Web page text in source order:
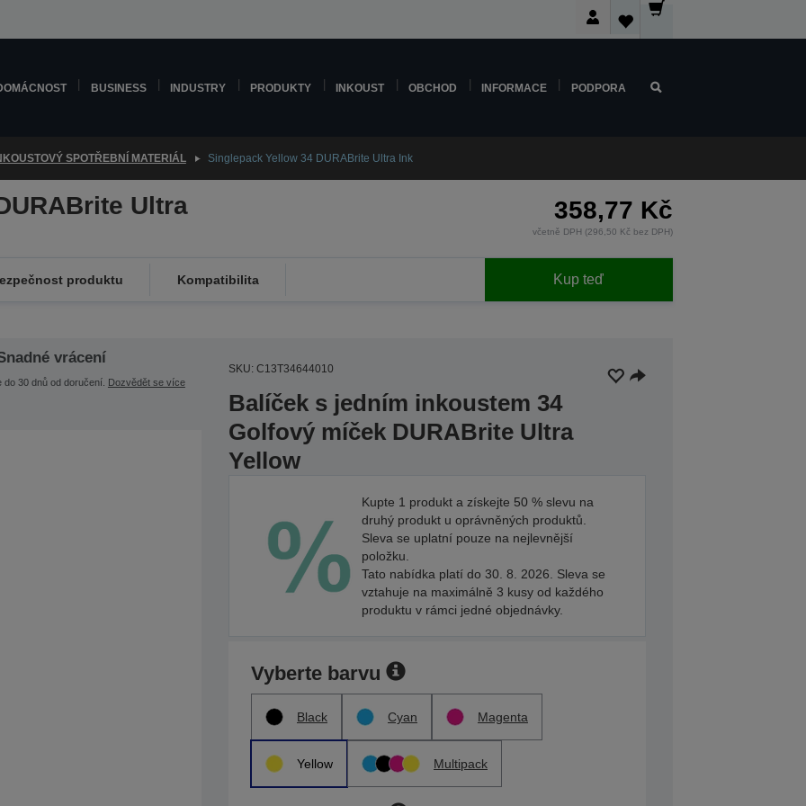
BUSINESS INDUSTRY PRODUKTY INKOUST OBCHOD INFORMACE PODPORA
SPOTŘEBNÍ MATERIÁL Singlepack Yellow 34 DURABrite Ultra Ink
Ultra
358,77 Kč
včetně DPH (296,50 Kč bez DPH)
produktu Kompatibilita Kup teď
vrácení
do 30 dnů od doručení. Dozvědět se více
SKU: C13T34644010
Balíček s jedním inkoustem 34
Golfový míček DURABrite Ultra
Yellow
Kupte 1 produkt a získejte 50 % slevu na
druhý produkt u oprávněných produktů.
Sleva se uplatní pouze na nejlevnější
položku.
Tato nabídka platí do 30. 8. 2026. Sleva se
vztahuje na maximálně 3 kusy od každého
produktu v rámci jedné objednávky.
Vyberte barvu
Black Cyan Magenta
Yellow Multipack